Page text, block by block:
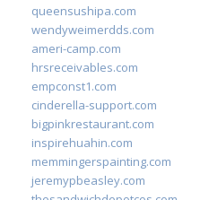
queensushipa.com
wendyweimerdds.com
ameri-camp.com
hrsreceivables.com
empconst1.com
cinderella-support.com
bigpinkrestaurant.com
inspirehuahin.com
memmingerspainting.com
jeremypbeasley.com